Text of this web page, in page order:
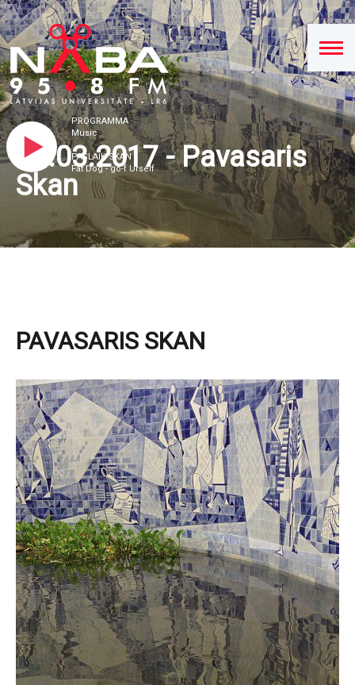
PROGRAMMA
Music
PAŠLAIK SKAN
Fat Dog - go-f Urself
28.03.2017 - Pavasaris
Skan
PAVASARIS SKAN